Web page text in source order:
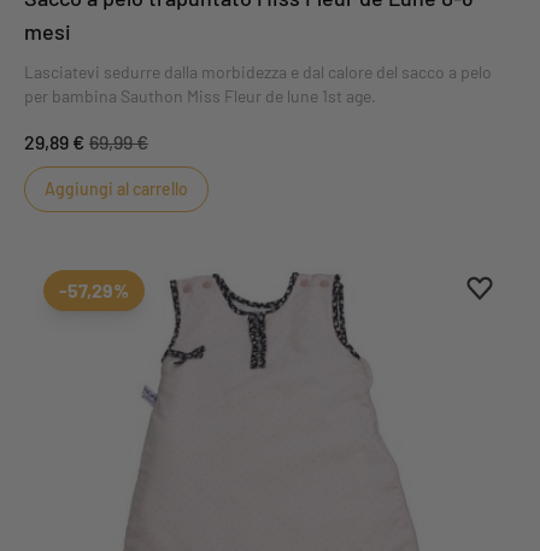
mesi
Lasciatevi sedurre dalla morbidezza e dal calore del sacco a pelo
per bambina Sauthon Miss Fleur de lune 1st age.
29,89 € 69,99 €
Aggiungi al carrello
-57,29%